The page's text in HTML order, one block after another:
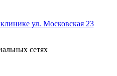
ул. Московская 23
сетях